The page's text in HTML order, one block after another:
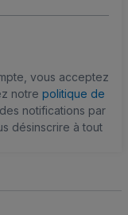
vous acceptez
notre politique de
notifications par
désinscrire à tout